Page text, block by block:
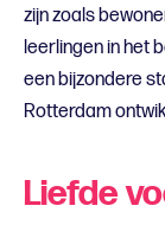
zijn zoals
leerlingen in het
een bijzondere
Rotterdam
Liefde